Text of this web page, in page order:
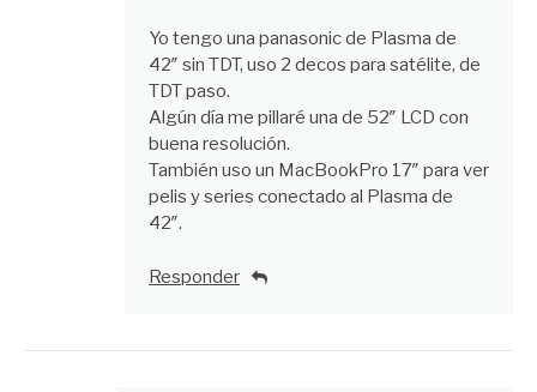
Yo tengo una panasonic de Plasma de
42″ sin TDT, uso 2 decos para satélite, de
TDT paso.
Algún día me pillaré una de 52″ LCD con
buena resolución.
También uso un MacBookPro 17″ para ver
pelis y series conectado al Plasma de
42″.
Responder